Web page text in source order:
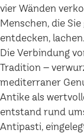
vier Wänden
Menschen, die
entdecken, lachen.
Die Verbindung
Tradition –
mediterraner
Antike als
entstand rund
Antipasti,